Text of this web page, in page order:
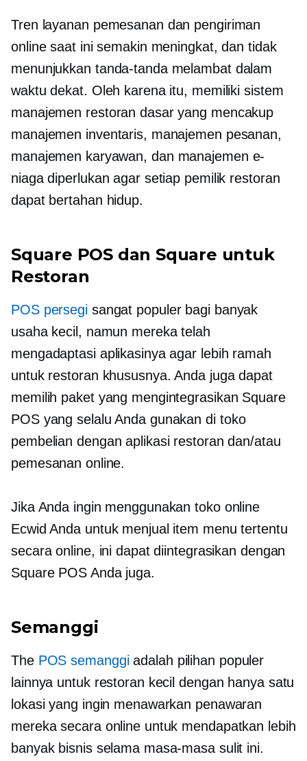
Tren layanan pemesanan dan pengiriman
online saat ini semakin meningkat, dan tidak
menunjukkan tanda-tanda melambat dalam
waktu dekat. Oleh karena itu, memiliki sistem
manajemen restoran dasar yang mencakup
manajemen inventaris, manajemen pesanan,
manajemen karyawan, dan manajemen e-
niaga diperlukan agar setiap pemilik restoran
dapat bertahan hidup.
Square POS dan Square untuk
Restoran
POS persegisangat populer bagi banyak
usaha kecil, namun mereka telah
mengadaptasi aplikasinya agar lebih ramah
untuk restoran khususnya. Anda juga dapat
memilih paket yang mengintegrasikan Square
POS yang selalu Anda gunakandi toko
pembelian dengan aplikasi restoran dan/atau
pemesanan online.
Jika Anda ingin menggunakan toko online
Ecwid Anda untuk menjual item menu tertentu
secara online, ini dapat diintegrasikan dengan
Square POS Anda juga.
Semanggi
The POS semanggiadalah pilihan populer
lainnya untuk restoran kecil dengan hanya satu
lokasi yang ingin menawarkan penawaran
mereka secara online untuk mendapatkan lebih
banyak bisnis selama masa-masa sulit ini.